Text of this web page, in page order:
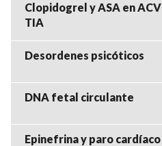
Clopidogrel y ASA en
TIA
Desordenes psicóticos
DNA fetal circulante
Epinefrina y paro cardíaco